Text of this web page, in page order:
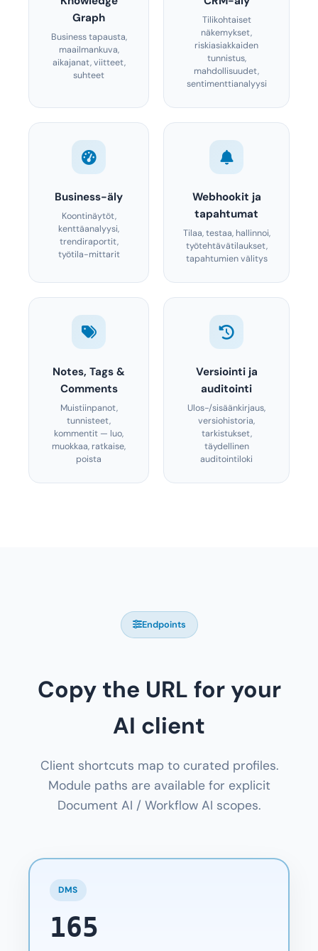
Graph
Business tapausta,
maailmankuva,
aikajanat, viitteet,
suhteet
Tilikohtaiset
näkemykset,
riskiasiakkaiden
tunnistus,
mahdollisuudet,
sentimenttianalyysi
Business-äly
Koontinäytöt,
kenttäanalyysi,
trendiraportit,
työtila-mittarit
Webhookit ja
tapahtumat
Tilaa, testaa, hallinnoi,
työtehtävätilaukset,
tapahtumien välitys
Notes, Tags &
Comments
Muistiinpanot,
tunnisteet,
kommentit — luo,
muokkaa, ratkaise,
poista
Versiointi ja
auditointi
Ulos-/sisäänkirjaus,
versiohistoria,
tarkistukset,
täydellinen
auditointiloki
Endpoints
Copy the URL for your
AI client
Client shortcuts map to curated profiles.
Module paths are available for explicit
Document AI / Workflow AI scopes.
DMS
165